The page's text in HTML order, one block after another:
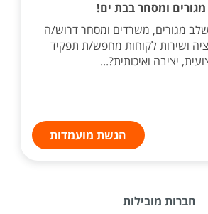
ומסחר בבת ים!
מגורים, משרדים ומסחר דרוש/ה
ושירות לקוחות מחפש/ת תפקיד
יציבה ואיכותית?...
הגשת מועמדות
חברות מובילות